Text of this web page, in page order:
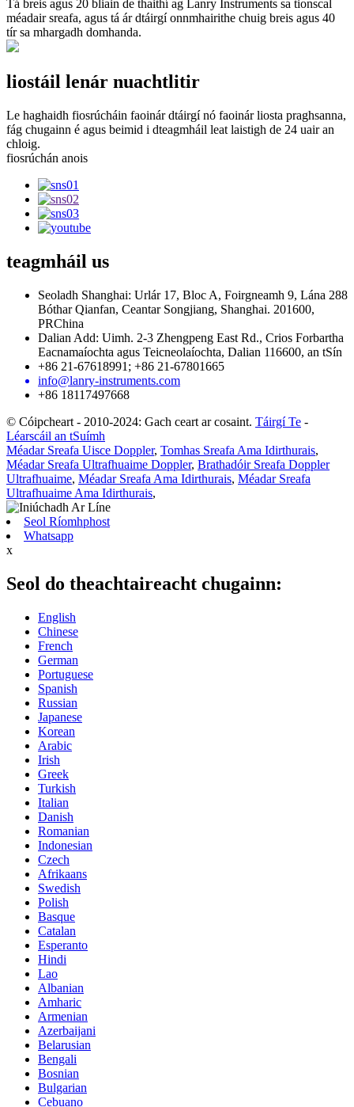
Tá breis agus 20 bliain de thaithí ag Lanry Instruments sa tionscal
méadair sreafa, agus tá ár dtáirgí onnmhairithe chuig breis agus 40
tír sa mhargadh domhanda.
liostáil lenár nuachtlitir
Le haghaidh fiosrúcháin faoinár dtáirgí nó faoinár liosta praghsanna,
fág chugainn é agus beimid i dteagmháil leat laistigh de 24 uair an
chloig.
fiosrúchán anois
teagmháil us
Seoladh Shanghai: Urlár 17, Bloc A, Foirgneamh 9, Lána 288
Bóthar Qianfan, Ceantar Songjiang, Shanghai. 201600,
PRChina
Dalian Add: Uimh. 2-3 Zhengpeng East Rd., Crios Forbartha
Eacnamaíochta agus Teicneolaíochta, Dalian 116600, an tSín
+86 21-67618991; +86 21-67801665
info@lanry-instruments.com
+86 18117497668
© Cóipcheart - 2010-2024: Gach ceart ar cosaint. Táirgí Te -
Léarscáil an tSuímh
Méadar Sreafa Uisce Doppler, Tomhas Sreafa Ama Idirthurais,
Méadar Sreafa Ultrafhuaime Doppler, Brathadóir Sreafa Doppler
Ultrafhuaime, Méadar Sreafa Ama Idirthurais, Méadar Sreafa
Ultrafhuaime Ama Idirthurais,
Seol Ríomhphost
Whatsapp
x
Seol do theachtaireacht chugainn:
English
Chinese
French
German
Portuguese
Spanish
Russian
Japanese
Korean
Arabic
Irish
Greek
Turkish
Italian
Danish
Romanian
Indonesian
Czech
Afrikaans
Swedish
Polish
Basque
Catalan
Esperanto
Hindi
Lao
Albanian
Amharic
Armenian
Azerbaijani
Belarusian
Bengali
Bosnian
Bulgarian
Cebuano